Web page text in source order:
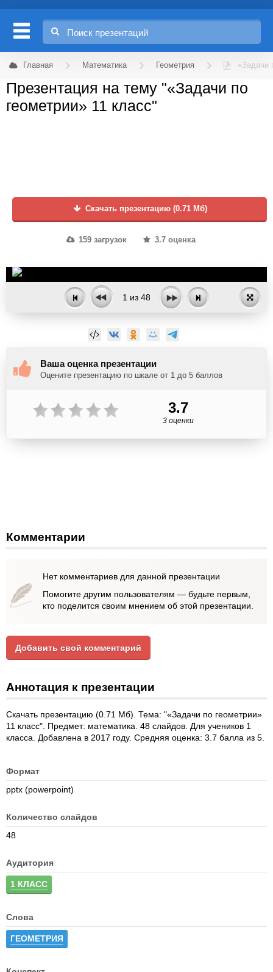
Главная Математика Геометрия «Задачи
Презентация на тему "«Задачи по
геометрии» 11 класс"
Скачать презентацию (0.71 Мб)
159 загрузок 3.7 оценка
1 из 48
Ваша оценка презентации
Оцените презентацию по шкале от 1 до 5 баллов
3.7
3 оценки
Комментарии
Нет комментариев для данной презентации
Помогите другим пользователям — будьте первым,
кто поделится своим мнением об этой презентации.
Добавить свой комментарий
Аннотация к презентации
Скачать презентацию (0.71 Мб). Тема: "«Задачи по геометрии»
11 класс". Предмет: математика. 48 слайдов. Для учеников 1
класса. Добавлена в 2017 году. Средняя оценка: 3.7 балла из 5.
Формат
pptx (powerpoint)
Количество слайдов
48
Аудитория
1 КЛАСС
Слова
ГЕОМЕТРИЯ